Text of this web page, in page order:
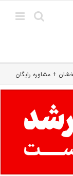
+ مشاوره رایگان